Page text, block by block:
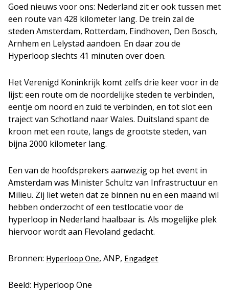
Goed nieuws voor ons: Nederland zit er ook tussen met
een route van 428 kilometer lang. De trein zal de
steden Amsterdam, Rotterdam, Eindhoven, Den Bosch,
Arnhem en Lelystad aandoen. En daar zou de
Hyperloop slechts 41 minuten over doen.
Het Verenigd Koninkrijk komt zelfs drie keer voor in de
lijst: een route om de noordelijke steden te verbinden,
eentje om noord en zuid te verbinden, en tot slot een
traject van Schotland naar Wales. Duitsland spant de
kroon met een route, langs de grootste steden, van
bijna 2000 kilometer lang.
Een van de hoofdsprekers aanwezig op het event in
Amsterdam was Minister Schultz van Infrastructuur en
Milieu. Zij liet weten dat ze binnen nu en een maand wil
hebben onderzocht of een testlocatie voor de
hyperloop in Nederland haalbaar is. Als mogelijke plek
hiervoor wordt aan Flevoland gedacht.
Bronnen: Hyperloop One, ANP, Engadget
Beeld: Hyperloop One